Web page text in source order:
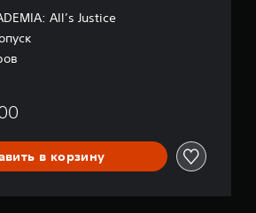
All’s Justice
в корзину